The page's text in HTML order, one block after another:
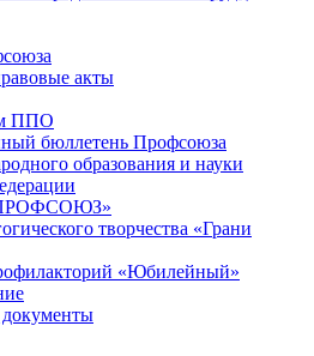
акты
ППО
бюллетень Профсоюза
образования и науки
ПРОФСОЮЗ»
творчества «Грани
«Юбилейный»